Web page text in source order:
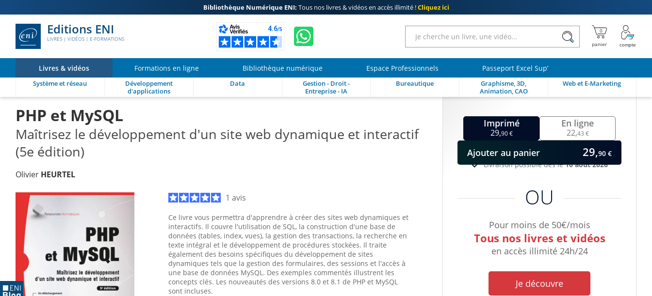
Bibliothèque Numérique ENI: Tous nos livres & vidéos en accès illimité !Cliquez ici
Editions ENI
LIVRES | VIDÉOS | E-FORMATIONS
Livres & vidéos Formations en ligne Bibliothèque numérique Espace Professionnels Passeport Excel Sup’
Système et réseau
Développement
d'applications
Data
Gestion - Droit -
Entreprise - IA
Bureautique
Graphisme, 3D,
Animation, CAO
Web et E-Marketing
PHP et MySQL
Maîtrisez le développement d'un site web dynamique et interactif
(5e édition)
Olivier HEURTEL
1 avis
Imprimé
29,90 €
OU
Pour moins de 50€/mois
Tous nos livres et vidéos
en accès illimité 24h/24
Je découvre
Livraison possible dès le10 août 2026
En ligne
22,43 €
Ajouter au panier 29,90 €
Ce livre vous permettra d'apprendre à créer des sites web dynamiques et
interactifs. Il couvre l'utilisation de SQL, la construction d'une base de
données (tables, index, vues), la gestion des transactions, la recherche en
texte intégral et le développement de procédures stockées. Il traite
également des besoins spécifiques du développement de sites
dynamiques tels que la gestion des formulaires, des sessions et l'accès à
une base de données MySQL. Des exemples commentés illustrent les
concepts clés. Les nouveautés des versions 8.0 et 8.1 de PHP et MySQL
sont incluses.